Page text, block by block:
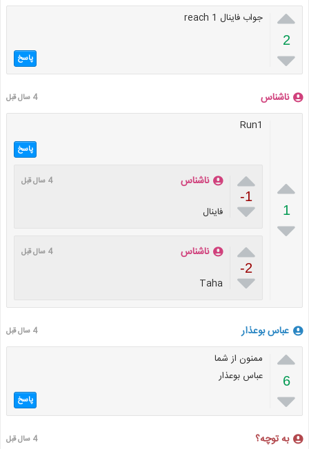

2

جواب فاینال reach 1
پاسخ
ناشناس 4 سال قبل

1

Run1
پاسخ

-1

ناشناس 4 سال قبل
فاینال

-2

ناشناس 4 سال قبل
Taha
عباس بوعذار 4 سال قبل

6

ممنون از شما
عباس بوعذار
پاسخ
به توچه؟ 4 سال قبل